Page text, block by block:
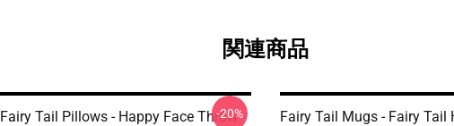
関連商品
Fairy Tail Pillows - Happy Face Throw
-20%
Fairy Tail Mugs - Fairy Tail